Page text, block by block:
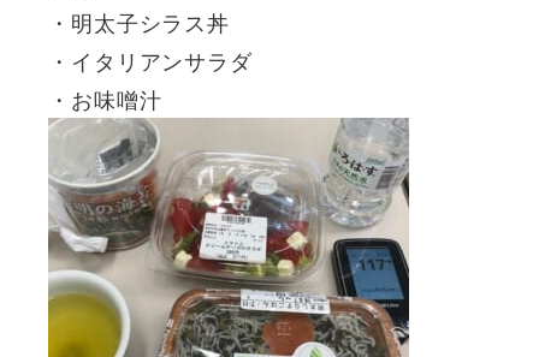
・明太子シラス丼
・イタリアンサラダ
・お味噌汁